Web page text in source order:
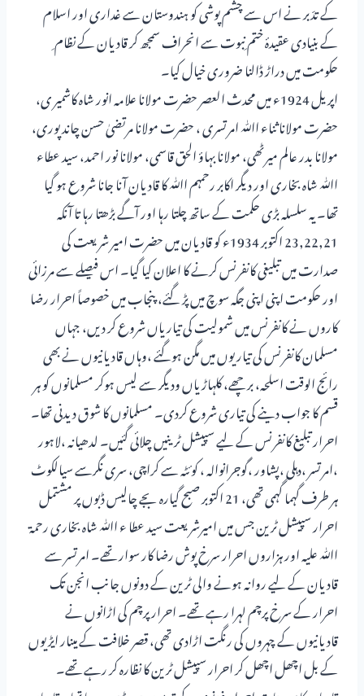
کے تدّبر نے اس سے چشم پوشی کو ہندوستان سے غداری اور اسلام
کے بنیادی عقیدۂ ختم ِنبوت سے انحراف سمجھ کر قادیان کے نظام ِ
حکومت میں دراڑ ڈالنا ضروری خیال کیا۔
اپریل 1924ء میں محدث العصر حضرت مولانا علامہ انور شاہ کاشمیر ی،
حضرت مولانا ثناء اﷲ امرتسری ، حضرت مولانا مرتضیٰ حسن چاند پوری،
مولانا بدر عالم میرٹھی، مولانا بہاؤ الحق قاسمی، مولانا نور احمد، سید عطاء
اﷲ شاہ بخاری اور دیگر اکابر رحمہم اﷲ کا قادیان آنا جانا شروع ہو گیا
تھا۔ یہ سلسلہ بڑی حکمت کے ساتھ چلتا رہا اور آگے بڑھتا رہا تا آنکہ
23,22,21 اکتوبر 1934ء کو قادیان میں حضرت امیر شریعت کی
صدارت میں تبلیغی کانفرنس کرنے کا اعلان کیا گیا۔ اس فیصلے سے مرزائی
اور حکومت اپنی اپنی جگہ سوچ میں پڑ گئے، پنجاب میں خصوصاً احرار رضا
کاروں نے کانفرنس میں شمولیت کی تیاریاں شروع کر دیں، جہاں
مسلمان کانفرنس کی تیاریوں میں مگن ہوگئے ،وہاں قادیانیوں نے بھی
رائج الوقت اسلحہ، برچھے، کلہاڑیاں ودیگر سے لیس ہوکر مسلمانوں کو ہر
قسم کا جواب دینے کی تیاری شروع کردی۔ مسلمانوں کا شوق دیدنی تھا۔
احرار تبلیغ کانفرنس کے لیے سپیشل ٹرینیں چلائی گئیں۔ لدھیانہ ،لاہور
،امرتسر ،دہلی ،پشاور ،گوجرانوالہ ، کوئٹہ سے کراچی، سری نگرسے سیالکوٹ
ہر طرف گہما گہمی تھی، 21 اکتوبر صبح گیارہ بجے چالیس ڈبوں پر مشتمل
احرار سپیشل ٹرین جس میں امیرشریعت سید عطا ء اﷲ شاہ بخاری رحمۃ
اﷲ علیہ اور ہزاروں احرار سرخ پوش رضا کار سوار تھے۔ امرتسر سے
قادیان کے لیے روانہ ہونے والی ٹرین کے دونوں جانب انجن تک
احرار کے سرخ پرچم لہرا رہے تھے۔ احرار پرچم کی اڑانوں نے
قادیانیوں کے چہروں کی رنگت اڑادی تھی، قصر خلافت کے مینار ایڑیوں
کے بل اچھل اچھل کر احرار سپیشل ٹرین کا نظارہ کر رہے تھے۔